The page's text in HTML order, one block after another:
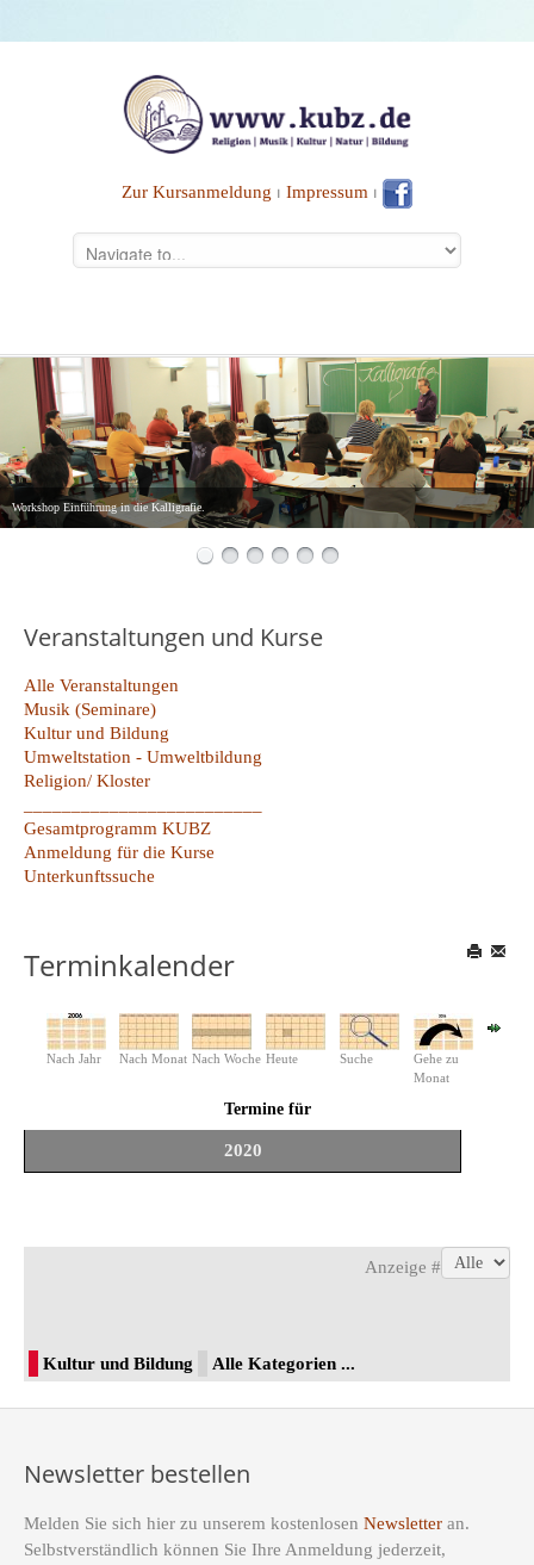
Zur Kursanmeldung ⏐ Impressum ⏐
Workshop Einführung in die Kalligrafie.
Veranstaltungen und Kurse
Alle Veranstaltungen
Musik (Seminare)
Kultur und Bildung
Umweltstation - Umweltbildung
Religion/ Kloster
Gesamtprogramm KUBZ
Anmeldung für die Kurse
Unterkunftssuche
Terminkalender
Nach Jahr Nach Monat Nach Woche Heute Suche
Gehe zu
Monat
Termine für
2020
Anzeige #
Kultur und Bildung Alle Kategorien ...
Newsletter bestellen
Melden Sie sich hier zu unserem kostenlosen Newsletter an.
Selbstverständlich können Sie Ihre Anmeldung jederzeit,